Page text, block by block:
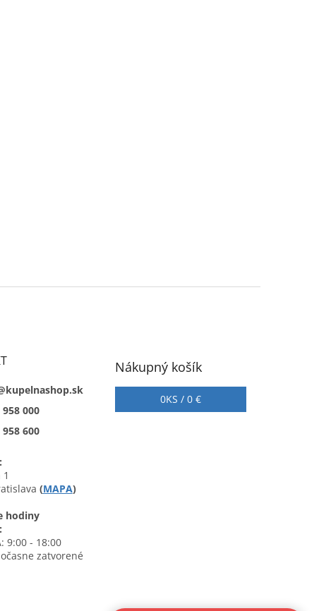
958 000
958 600
(MAPA)
hodiny
9:00 - 18:00
zatvorené
Nákupný košík
0KS /0 €